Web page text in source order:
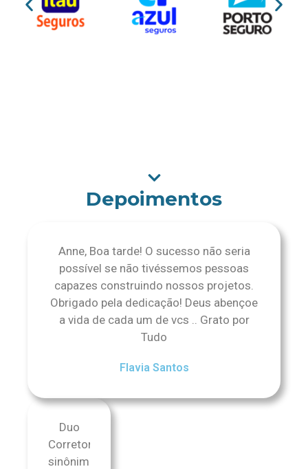
Depoimentos
Anne, Boa tarde! O sucesso não seria
possível se não tivéssemos pessoas
capazes construindo nossos projetos.
Obrigado pela dedicação! Deus abençoe
a vida de cada um de vcs .. Grato por
Tudo
Flavia Santos
Duo
Corretora,
sinônimo